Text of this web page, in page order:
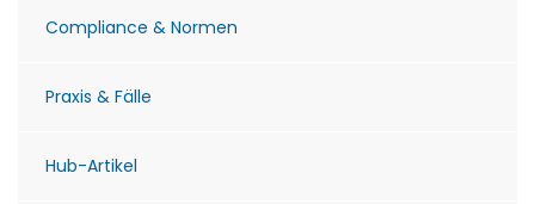
Compliance & Normen
Praxis & Fälle
Hub-Artikel